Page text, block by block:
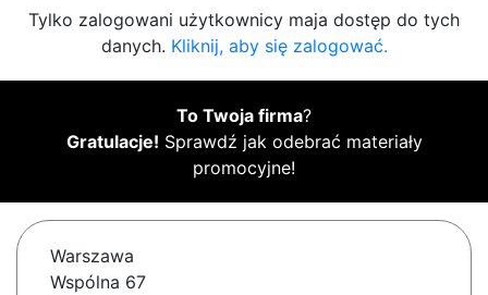
Tylko zalogowani użytkownicy maja dostęp do tych
danych. Kliknij, aby się zalogować.
To Twoja firma?
Gratulacje! Sprawdź jak odebrać materiały
promocyjne!
Warszawa
Wspólna 67